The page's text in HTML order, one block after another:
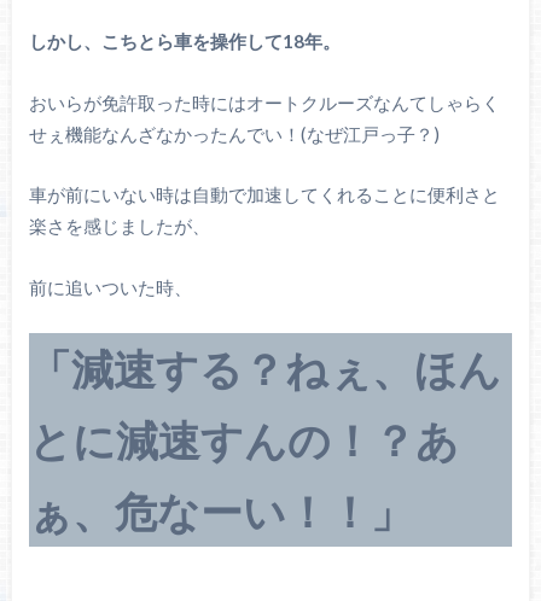
しかし、こちとら車を操作して18年。
おいらが免許取った時にはオートクルーズなんてしゃらく
せぇ機能なんざなかったんでい！(なぜ江戸っ子？)
車が前にいない時は自動で加速してくれることに便利さと
楽さを感じましたが、
前に追いついた時、
「減速する？ねぇ、ほん
とに減速すんの！？あ
ぁ、危なーい！！」